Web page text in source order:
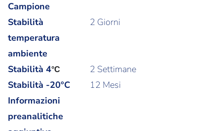
Campione
Stabilità
temperatura
ambiente
2 Giorni
Stabilità 4°C
2 Settimane
Stabilità -20°C
12 Mesi
Informazioni
preanalitiche